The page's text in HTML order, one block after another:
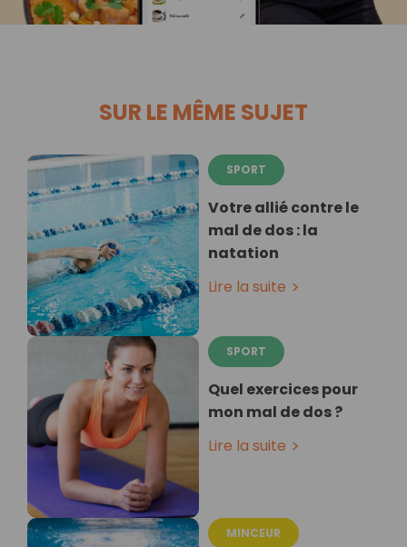
SUR LE MÊME SUJET
SPORT
Votre allié contre le
mal de dos : la
natation
Lire la suite
SPORT
Quel exercices pour
mon mal de dos ?
Lire la suite
MINCEUR